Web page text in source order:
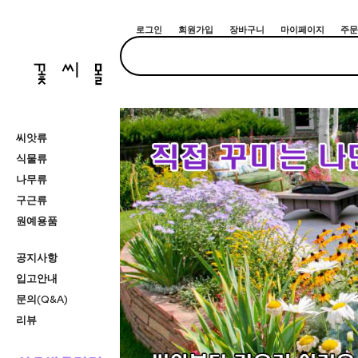
로그인 회원가입 장바구니 마이페이지 주
씨앗류
식물류
나무류
구근류
원예용품
공지사항
입고안내
문의(Q&A)
리뷰